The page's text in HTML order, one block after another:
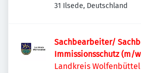
31 Ilsede, Deutschland
Sachbearbeiter/
Immissionsschutz (m/
Landkreis Wolfenbüttel